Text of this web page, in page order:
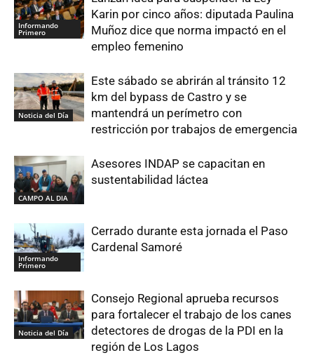
Informando
Primero
Karin por cinco años: diputada Paulina
Muñoz dice que norma impactó en el
empleo femenino
Noticia del Día
Este sábado se abrirán al tránsito 12
km del bypass de Castro y se
mantendrá un perímetro con
restricción por trabajos de emergencia
CAMPO AL DIA
Asesores INDAP se capacitan en
sustentabilidad láctea
Informando
Primero
Cerrado durante esta jornada el Paso
Cardenal Samoré
Noticia del Día
Consejo Regional aprueba recursos
para fortalecer el trabajo de los canes
detectores de drogas de la PDI en la
región de Los Lagos